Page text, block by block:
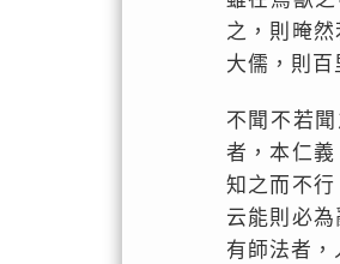
之，則晻
大儒，則
不聞不若
者，本仁
知之而不
云能則必
有師法者，